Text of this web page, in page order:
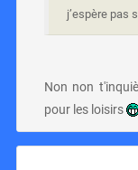
j’espère pas
Non non
pour les loisirs